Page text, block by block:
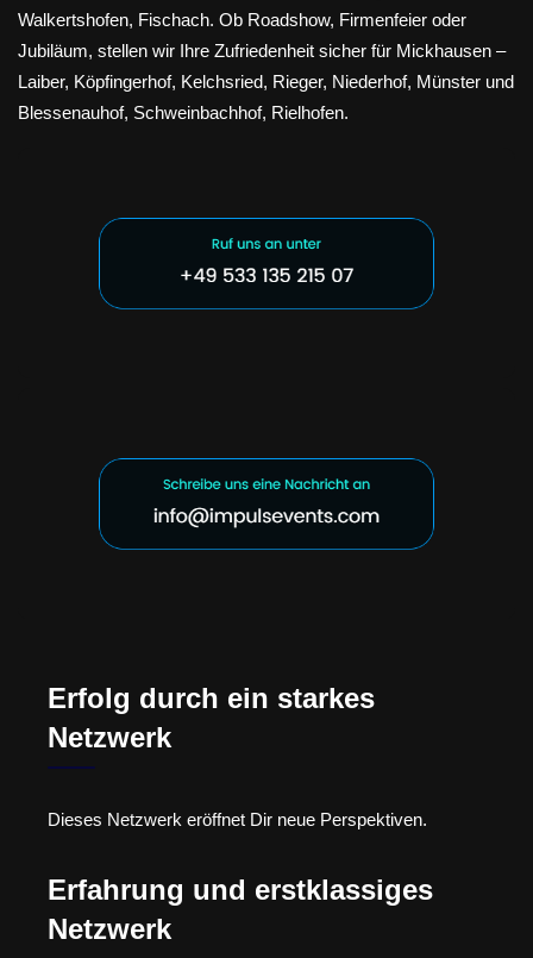
Walkertshofen, Fischach. Ob Roadshow, Firmenfeier oder
Jubiläum, stellen wir Ihre Zufriedenheit sicher für Mickhausen –
Laiber, Köpfingerhof, Kelchsried, Rieger, Niederhof, Münster und
Blessenauhof, Schweinbachhof, Rielhofen.
Erfolg durch ein starkes
Netzwerk
Dieses Netzwerk eröffnet Dir neue Perspektiven.
Erfahrung und erstklassiges
Netzwerk